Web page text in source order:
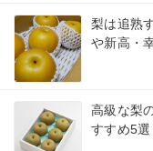
梨は追熟
や新高・
高級な梨
すすめ5選